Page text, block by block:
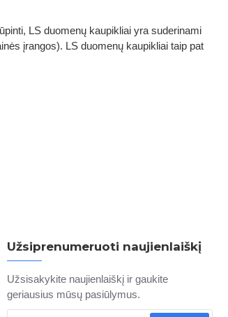
LS duomenų kaupikliai yra suderinami
įrangos). LS duomenų kaupikliai taip pat
Užsiprenumeruoti naujienlaiškį
Užsisakykite naujienlaiškį ir gaukite
geriausius mūsų pasiūlymus.